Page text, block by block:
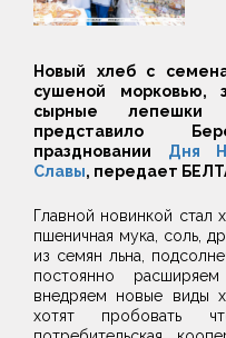
Новый хлеб с
сушеной морковью,
сырные лепешки
представило
праздновании Дня
Славы, передает
Главной новинкой стал
пшеничная мука, соль,
из семян льна,
постоянно
внедряем новые виды
хотят пробовать